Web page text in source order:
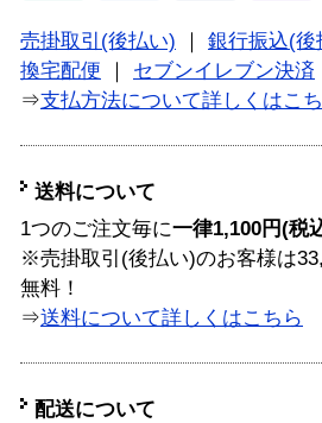
売掛取引(後払い)
銀行振込(後
換宅配便
セブンイレブン決済
⇒支払方法について詳しくはこ
送料について
1つのご注文毎に一律1,100円(税
※売掛取引(後払い)のお客様は
無料！
⇒送料について詳しくはこちら
配送について